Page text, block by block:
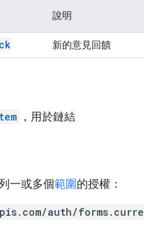
說明
新的意見回饋
，用於鏈結
一或多個範圍的授權：
auth/forms.curre